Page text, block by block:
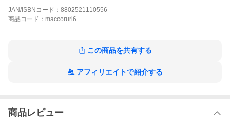
JAN/ISBNコード： 8802521110556
商品 コード： maccoruri6
この商品を共有する
アフィリエイトで紹介する
商品レビュー